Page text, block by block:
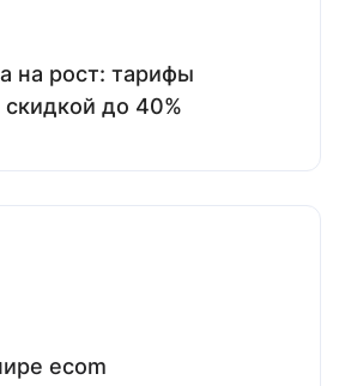
на рост: тарифы
до 40%
ecom